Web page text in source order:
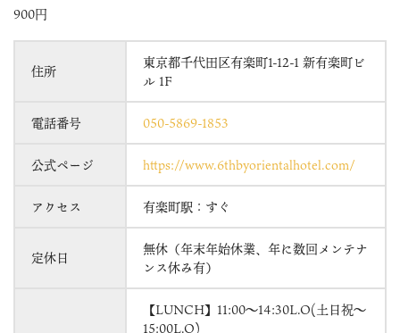
900円
住所
東京都千代田区有楽町1-12-1 新有楽町ビ
ル 1F
電話番号 050-5869-1853
公式ページ https://www.6thbyorientalhotel.com/
アクセス 有楽町駅：すぐ
定休日
無休（年末年始休業、年に数回メンテナ
ンス休み有）
【LUNCH】11:00～14:30L.O(土日祝〜
15:00L.O)